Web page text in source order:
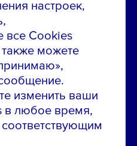
настроек,
все Cookies
можете
изменить ваши
в любое время,
сайта
г. Москва, 1-й
д. 15
cookie